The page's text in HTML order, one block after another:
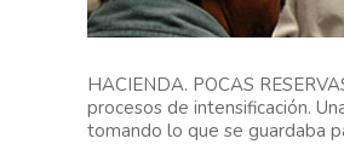
HACIENDA. POCAS
procesos de intensificación.
tomando lo que se guardaba